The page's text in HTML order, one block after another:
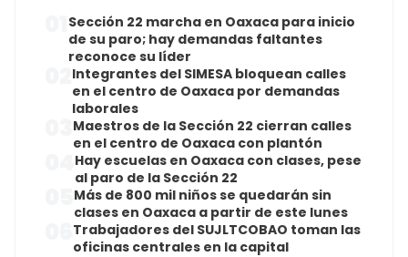
Sección 22 marcha en Oaxaca para inicio
de su paro; hay demandas faltantes
reconoce su líder
Integrantes del SIMESA bloquean calles
en el centro de Oaxaca por demandas
laborales
Maestros de la Sección 22 cierran calles
en el centro de Oaxaca con plantón
Hay escuelas en Oaxaca con clases, pese
al paro de la Sección 22
Más de 800 mil niños se quedarán sin
clases en Oaxaca a partir de este lunes
Trabajadores del SUJLTCOBAO toman las
oficinas centrales en la capital